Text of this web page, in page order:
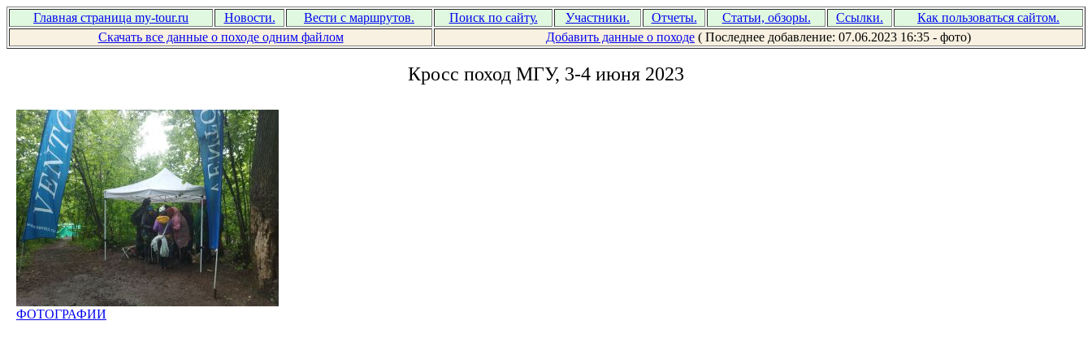
Главная страница my-tour.ru Новости. Вести с маршрутов. Поиск по сайту. Участники. Отчеты. Статьи, обзоры. Ссылки.
Как пользоваться сайтом.
Скачать все данные о походе одним файлом
Добавить данные о походе ( Последнее добавление: 07.06.2023 16:35 - фото)
Кросс поход МГУ, 3-4 июня 2023
ФОТОГРАФИИ